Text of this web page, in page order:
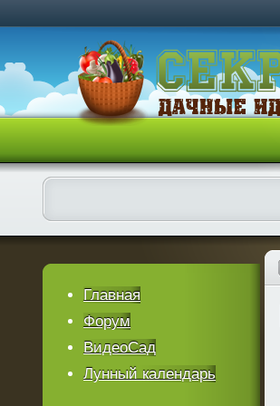
Главная
Форум
ВидеоСад
Лунный календарь